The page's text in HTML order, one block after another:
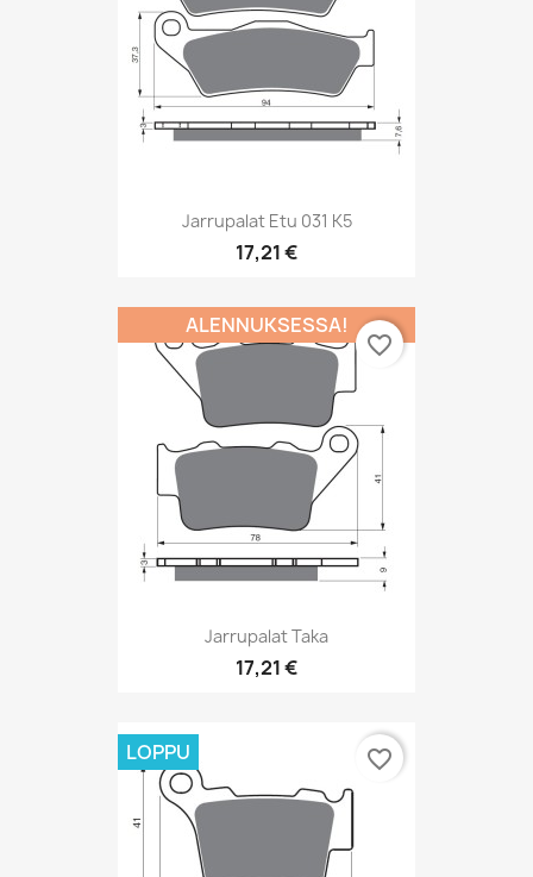
Jarrupalat Etu 031 K5
17,21 €
Jarrupalat Taka
17,21 €
ALENNUKSESSA!
favorite_border
LOPPU favorite_border